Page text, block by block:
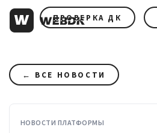
ПРОВЕРКА ДК
← ВСЕ НОВОСТИ
НОВОСТИ ПЛАТФОРМЫ